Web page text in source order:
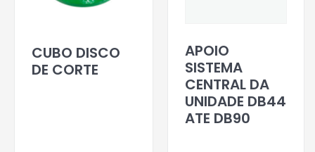
CUBO DISCO
DE CORTE
APOIO
SISTEMA
CENTRAL DA
UNIDADE DB44
ATE DB90